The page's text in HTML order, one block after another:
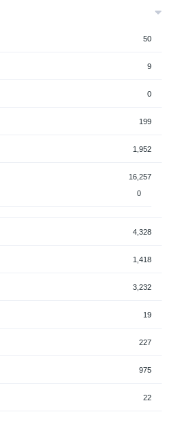
50
9
0
199
1,952
16,257
0
4,328
1,418
3,232
19
227
975
22